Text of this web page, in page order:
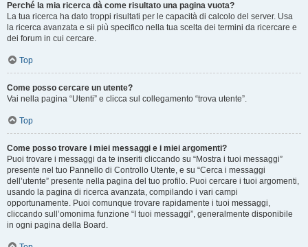
Perché la mia ricerca dà come risultato una pagina vuota?
La tua ricerca ha dato troppi risultati per le capacità di calcolo del server. Usa
la ricerca avanzata e sii più specifico nella tua scelta dei termini da ricercare e
dei forum in cui cercare.
Top
Come posso cercare un utente?
Vai nella pagina “Utenti” e clicca sul collegamento “trova utente”.
Top
Come posso trovare i miei messaggi e i miei argomenti?
Puoi trovare i messaggi da te inseriti cliccando su “Mostra i tuoi messaggi”
presente nel tuo Pannello di Controllo Utente, e su “Cerca i messaggi
dell’utente” presente nella pagina del tuo profilo. Puoi cercare i tuoi argomenti,
usando la pagina di ricerca avanzata, compilando i vari campi
opportunamente. Puoi comunque trovare rapidamente i tuoi messaggi,
cliccando sull’omonima funzione “I tuoi messaggi”, generalmente disponibile
in ogni pagina della Board.